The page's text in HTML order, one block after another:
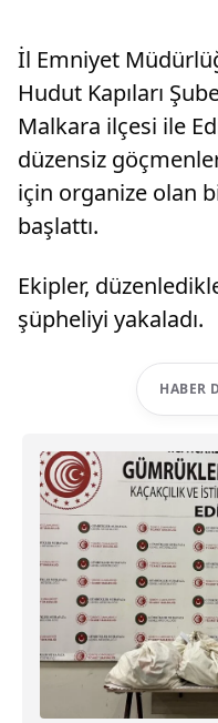
İl Emniyet
Hudut Kapıları
Malkara ilçesi ile
düzensiz
için organize olan
başlattı.
Ekipler,
şüpheliyi yakaladı.
HABER